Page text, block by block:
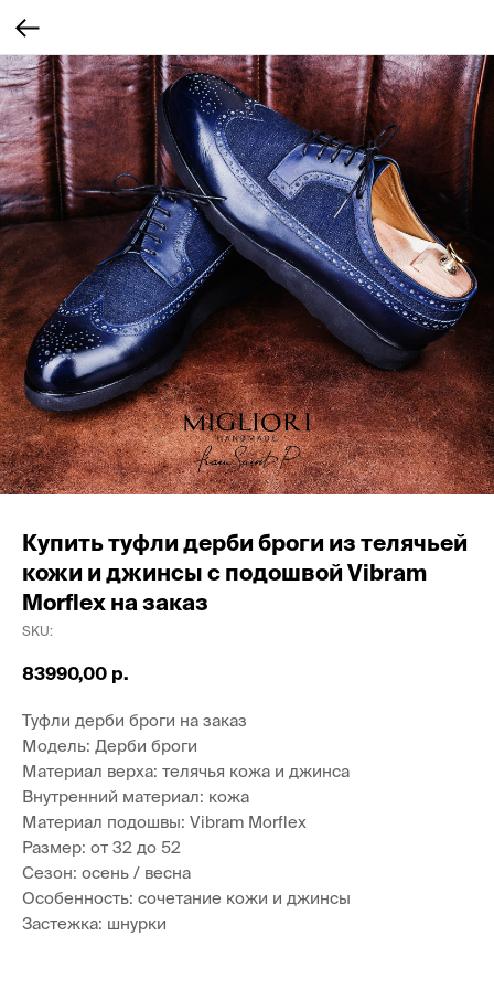
Купить туфли дерби броги из телячьей
кожи и джинсы с подошвой Vibram
Morflex на заказ
SKU:
83990,00 р.
Туфли дерби броги на заказ
Модель: Дерби броги
Материал верха: телячья кожа и джинса
Внутренний материал: кожа
Материал подошвы: Vibram Morflex
Размер: от 32 до 52
Сезон: осень / весна
Особенность: сочетание кожи и джинсы
Застежка: шнурки